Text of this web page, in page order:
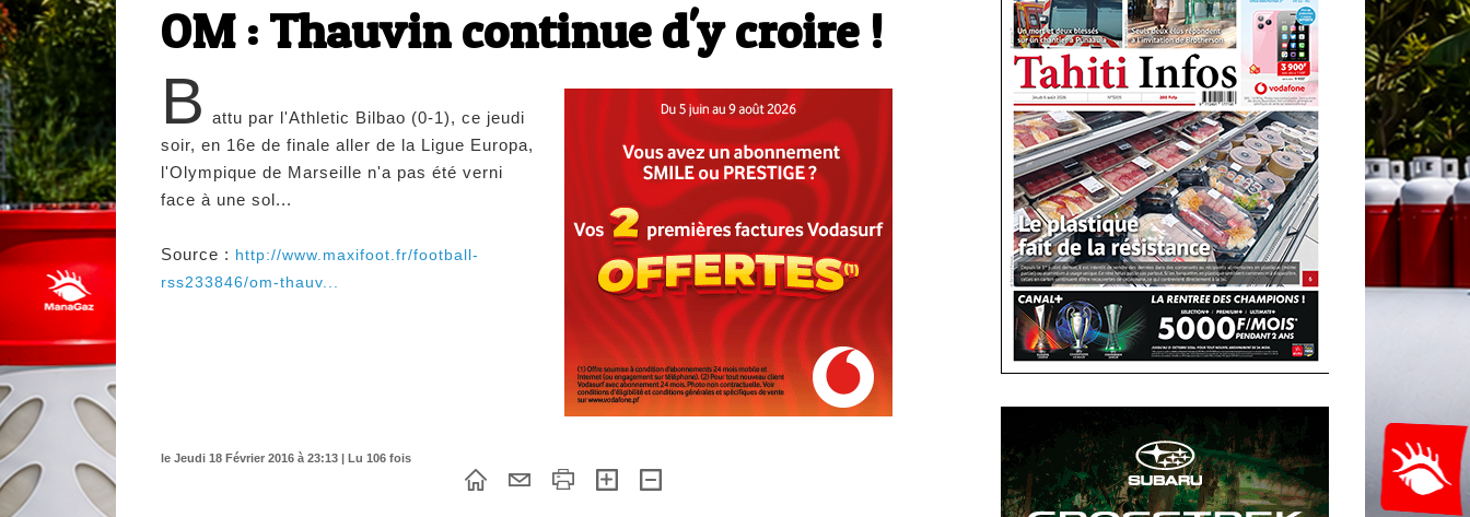
OM : Thauvin continue d'y croire !
B attu par l'Athletic Bilbao (0-1), ce jeudi
soir, en 16e de finale aller de la Ligue Europa,
l'Olympique de Marseille n'a pas été verni
face à une sol...
Source : http://www.maxifoot.fr/football-
rss233846/om-thauv...
le Jeudi 18 Février 2016 à 23:13 | Lu 106 fois